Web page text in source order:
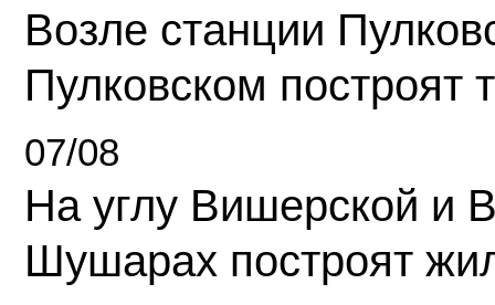
Возле станции
Пулковском построят
07/08
На углу Вишерской и
Шушарах построят